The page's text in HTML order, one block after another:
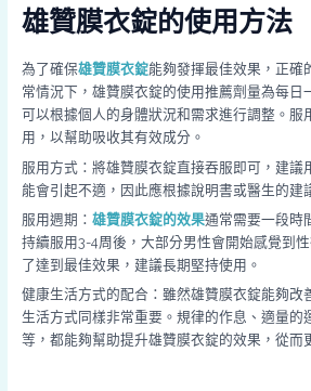
雄贊膜衣錠的使用方法
為了確保雄贊膜衣錠能夠發揮最佳效果，正確
常情況下，雄贊膜衣錠的使用推薦劑量為每日
可以根據個人的身體狀況和需求進行調整。服
用，以幫助吸收其有效成分。
服用方式：將雄贊膜衣錠直接吞服即可，建議
能會引起不適，因此應根據說明書或醫生的建
服用週期： 雄贊膜衣錠的效果通常需要一段時
持續服用3-4周後，大部分男性會開始感覺到
了達到最佳效果，建議長期堅持使用。
健康生活方式的配合：雖然雄贊膜衣錠能夠改
生活方式同樣非常重要。規律的作息、適量的
等，都能夠幫助提升雄贊膜衣錠的效果，從而